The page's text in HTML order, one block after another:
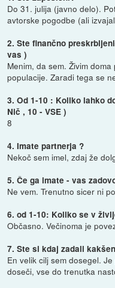
Do 31. julija (javno delo).
avtorske pogodbe (ali
2. Ste finančno
vas )
Menim, da sem. Živim
populacije. Zaradi tega se
3. Od 1-10 : Koliko lahko
Nič , 10 - VSE )
8
4. Imate partnerja ?
Nekoč sem imel, zdaj že
5. Če ga imate - vas
Ne vem. Trenutno sicer ni
6. od 1-10: Koliko se v
Občasno. Večinoma je
7. Ste si kdaj zadali
En velik cilj sem dosegel.
doseči, vse do trenutka